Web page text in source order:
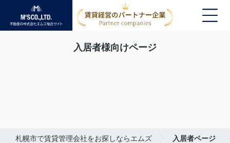
入居者様向けページ
札幌市で賃貸管理会社をお探しならエムズ 入居者ページ